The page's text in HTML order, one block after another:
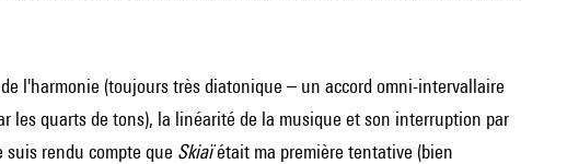
l'harmonie (toujours très diatonique – un accord omni-intervallaire
les quarts de tons), la linéarité de la musique et son interruption par
rendu compte que Skiaïétait ma première tentative (bien